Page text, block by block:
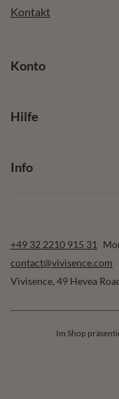
Kontakt
Konto
Hilfe
Info
+49 32 2210 915 31
contact@vivisence.com
Vivisence, 49 Hevea
Im Shop